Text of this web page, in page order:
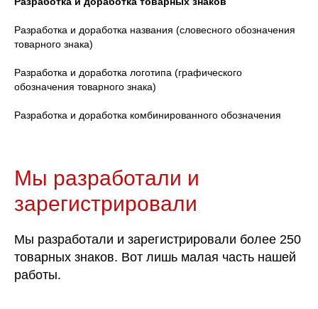
Разработка и доработка названия (словесного обозначения
товарного знака)
Разработка и доработка логотипа (графического
обозначения товарного знака)
Разработка и доработка комбинированного обозначения
Мы разработали и
зарегистрировали
Мы разработали и зарегистрировали более 250
товарных знаков. Вот лишь малая часть нашей
работы.